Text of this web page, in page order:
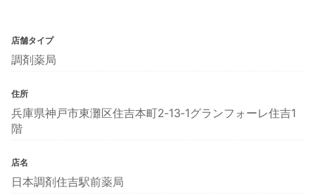
店舗タイプ
調剤薬局
住所
兵庫県神戸市東灘区住吉本町2‐13‐1グランフォーレ住吉1
階
店名
日本調剤住吉駅前薬局